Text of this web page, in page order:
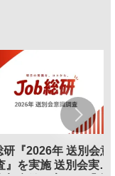
『2026年 送別会意
』を実施 送別会実施